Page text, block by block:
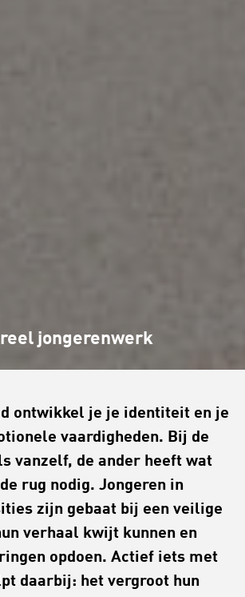
jongerenwerk
ontwikkel je je identiteit en je
vaardigheden. Bij de
vanzelf, de ander heeft wat
rug nodig. Jongeren in
zijn gebaat bij een veilige
verhaal kwijt kunnen en
opdoen. Actief iets met
daarbij: het vergroot hun